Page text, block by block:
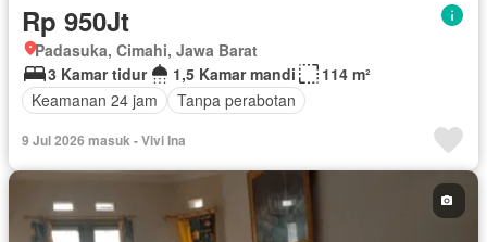
Rp 950Jt
Padasuka, Cimahi, Jawa Barat
3 Kamar tidur
1,5 Kamar mandi
114 m²
Keamanan 24 jam
Tanpa perabotan
9 Jul 2026 masuk - Vivi Ina